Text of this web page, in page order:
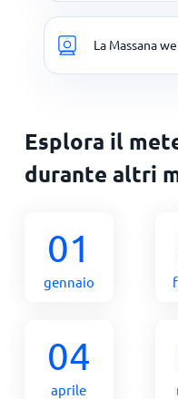
La Massana
Esplora il
durante altri
01
gennaio
04
aprile